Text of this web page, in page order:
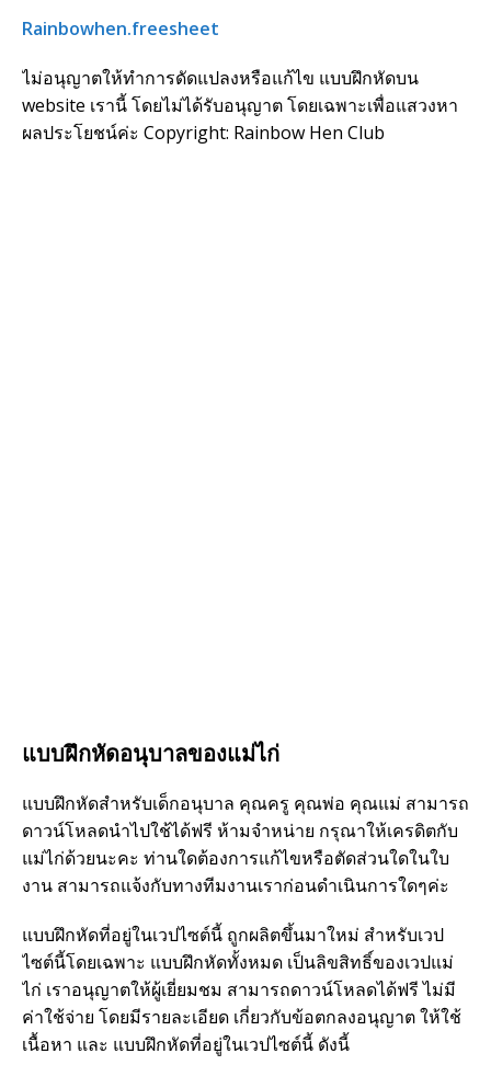
Rainbowhen.freesheet
ไม่อนุญาตให้ทำการดัดแปลงหรือแก้ไข แบบฝึกหัดบน
website เรานี้ โดยไม่ได้รับอนุญาต โดยเฉพาะเพื่อแสวงหา
ผลประโยชน์ค่ะ Copyright: Rainbow Hen Club
แบบฝึกหัดอนุบาลของแม่ไก่
แบบฝึกหัดสำหรับเด็กอนุบาล คุณครู คุณพ่อ คุณแม่ สามารถ
ดาวน์โหลดนำไปใช้ได้ฟรี ห้ามจำหน่าย กรุณาให้เครดิตกับ
แม่ไก่ด้วยนะคะ ท่านใดต้องการแก้ไขหรือตัดส่วนใดในใบ
งาน สามารถแจ้งกับทางทีมงานเราก่อนดำเนินการใดๆค่ะ
แบบฝึกหัดที่อยู่ในเวปไซต์นี้ ถูกผลิตขึ้นมาใหม่ สำหรับเวป
ไซต์นี้โดยเฉพาะ แบบฝึกหัดทั้งหมด เป็นลิขสิทธิ์ของเวปแม่
ไก่ เราอนุญาตให้ผู้เยี่ยมชม สามารถดาวน์โหลดได้ฟรี ไม่มี
ค่าใช้จ่าย โดยมีรายละเอียด เกี่ยวกับข้อตกลงอนุญาต ให้ใช้
เนื้อหา และ แบบฝึกหัดที่อยู่ในเวปไซต์นี้ ดังนี้